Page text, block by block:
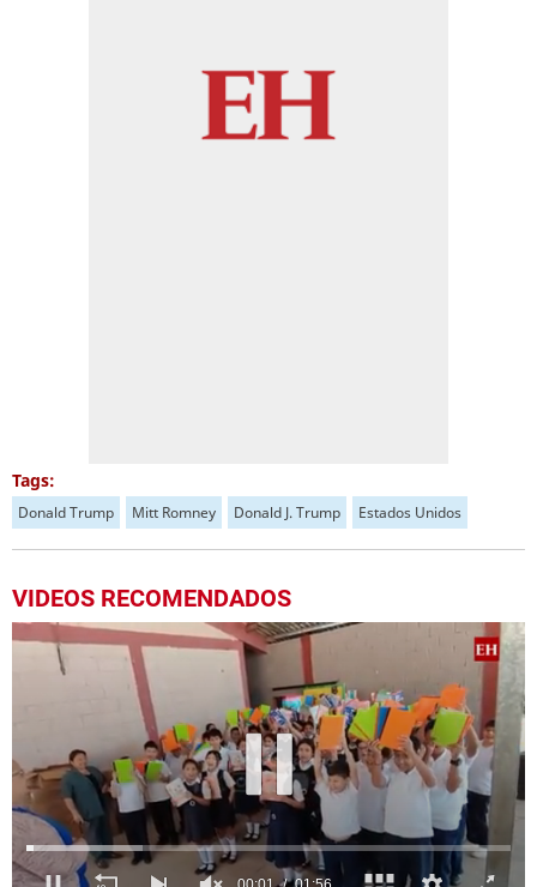
Tags:
Donald Trump Mitt Romney Donald J. Trump Estados Unidos
VIDEOS RECOMENDADOS